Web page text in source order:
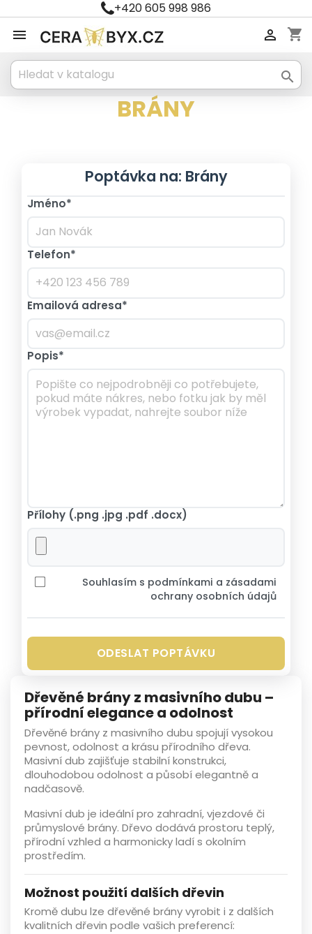
+420 605 998 986
 shopping_cart


BRÁNY
Poptávka na: Brány
Jméno*
Telefon*
Emailová adresa*
Popis*
Přílohy (.png .jpg .pdf .docx)
Souhlasím s podmínkami a zásadami
ochrany osobních údajů
ODESLAT POPTÁVKU
Dřevěné brány z masivního dubu –
přírodní elegance a odolnost
Dřevěné brány z masivního dubu spojují vysokou
pevnost, odolnost a krásu přírodního dřeva.
Masivní dub zajišťuje stabilní konstrukci,
dlouhodobou odolnost a působí elegantně a
nadčasově.
Masivní dub je ideální pro zahradní, vjezdové či
průmyslové brány. Dřevo dodává prostoru teplý,
přírodní vzhled a harmonicky ladí s okolním
prostředím.
Možnost použití dalších dřevin
Kromě dubu lze dřevěné brányvyrobit i z dalších
kvalitních dřevin podle vašich preferencí: